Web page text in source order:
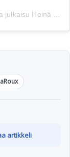
julkaisu Heinä 23, 2019 kello 3.20 PDT
artikkeli